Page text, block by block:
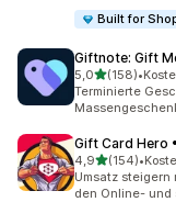
Built for
Giftnote: Gift
5,0von 5 Sternen
(158)
158 •
Terminierte
Gift Card Hero
4,9von 5 Sternen
(154)
154 •
Umsatz
den Online- und